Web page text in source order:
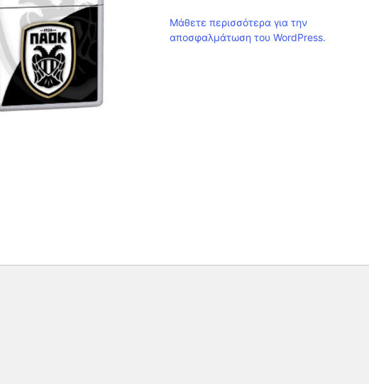
κλικ για μεγέθυνση
Μάθετε περισσότερα για την
αποσφαλμάτωση του WordPress.